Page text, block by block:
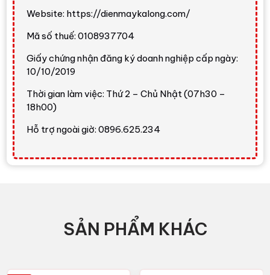
Website: https://dienmaykalong.com/
Mã số thuế: 0108937704
Giấy chứng nhận đăng ký doanh nghiệp cấp ngày:
10/10/2019
Thời gian làm việc: Thứ 2 – Chủ Nhật (07h30 –
18h00)
Hỗ trợ ngoài giờ: 0896.625.234
SẢN PHẨM KHÁC